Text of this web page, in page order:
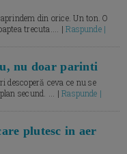
din orice. Un ton. O
trecuta.... |Raspunde |
nu doar parinti
descoperă ceva ce nu se
secund. ... |Raspunde |
plutesc in aer